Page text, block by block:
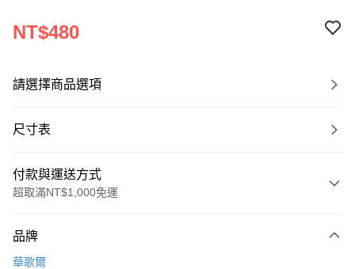
NT$480
請選擇商品選項
尺寸表
付款與運送方式
超取滿NT$1,000免運
信用卡一次付款
品牌
華歌爾